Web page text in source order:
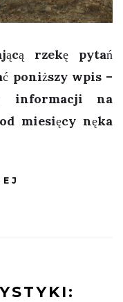
rzekę pytań
poniższy wpis –
informacji na
miesięcy nęka